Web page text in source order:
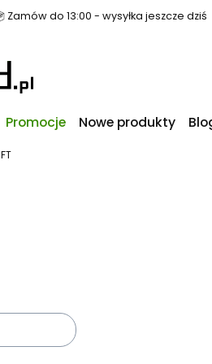
Zamów do 13:00 - wysyłka jeszcze dziś
Promocje Nowe produkty
FT